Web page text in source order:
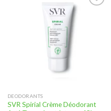
DEODORANTS
SVR Spirial Crème Déodorant